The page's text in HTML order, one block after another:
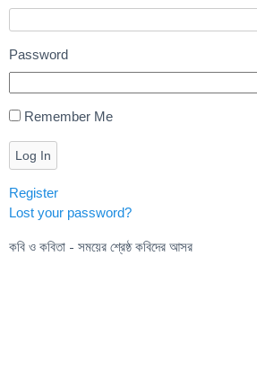
Password
Remember Me
Log In
Register
Lost your password?
কবি ও কবিতা - সময়ের শ্রেষ্ঠ কবিদের আসর